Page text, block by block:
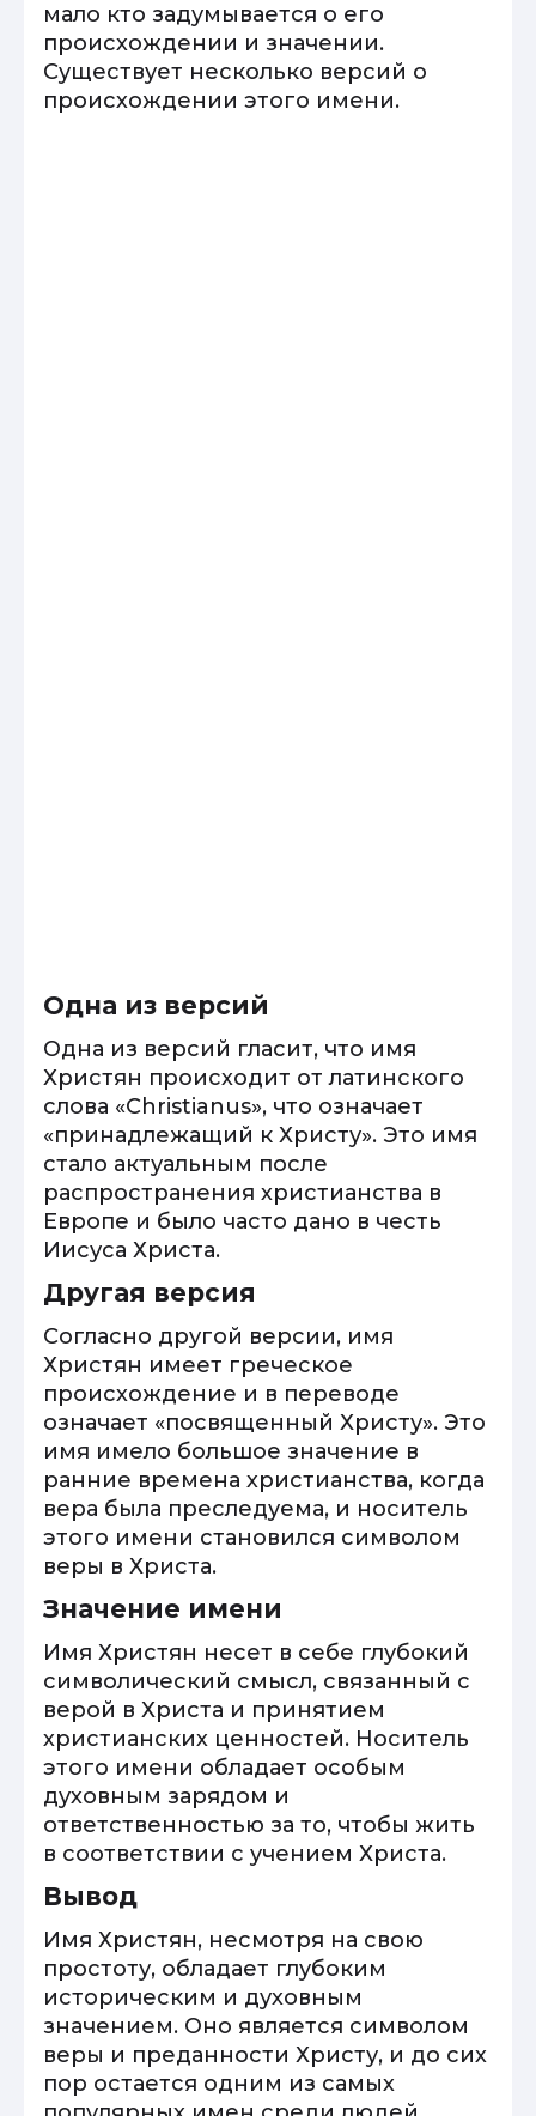
мало кто задумывается о его
происхождении и значении.
Существует несколько версий о
происхождении этого имени.
Одна из версий
Одна из версий гласит, что имя
Христян происходит от латинского
слова «Christianus», что означает
«принадлежащий к Христу». Это имя
стало актуальным после
распространения христианства в
Европе и было часто дано в честь
Иисуса Христа.
Другая версия
Согласно другой версии, имя
Христян имеет греческое
происхождение и в переводе
означает «посвященный Христу». Это
имя имело большое значение в
ранние времена христианства, когда
вера была преследуема, и носитель
этого имени становился символом
веры в Христа.
Значение имени
Имя Христян несет в себе глубокий
символический смысл, связанный с
верой в Христа и принятием
христианских ценностей. Носитель
этого имени обладает особым
духовным зарядом и
ответственностью за то, чтобы жить
в соответствии с учением Христа.
Вывод
Имя Христян, несмотря на свою
простоту, обладает глубоким
историческим и духовным
значением. Оно является символом
веры и преданности Христу, и до сих
пор остается одним из самых